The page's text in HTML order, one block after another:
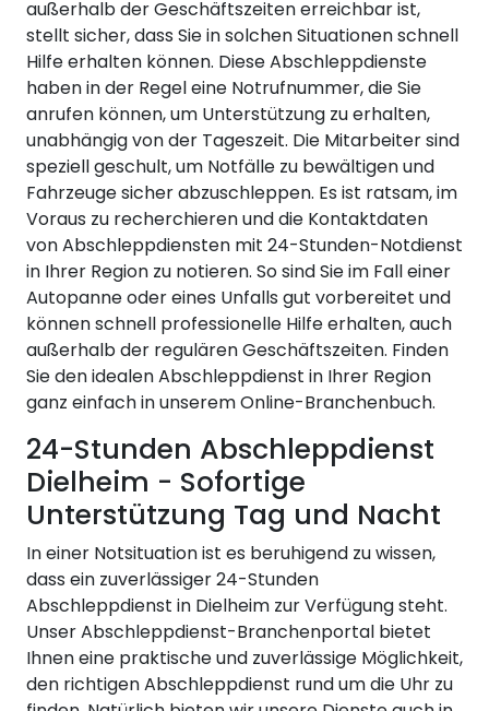
außerhalb der Geschäftszeiten erreichbar ist,
stellt sicher, dass Sie in solchen Situationen schnell
Hilfe erhalten können. Diese Abschleppdienste
haben in der Regel eine Notrufnummer, die Sie
anrufen können, um Unterstützung zu erhalten,
unabhängig von der Tageszeit. Die Mitarbeiter sind
speziell geschult, um Notfälle zu bewältigen und
Fahrzeuge sicher abzuschleppen. Es ist ratsam, im
Voraus zu recherchieren und die Kontaktdaten
von Abschleppdiensten mit 24-Stunden-Notdienst
in Ihrer Region zu notieren. So sind Sie im Fall einer
Autopanne oder eines Unfalls gut vorbereitet und
können schnell professionelle Hilfe erhalten, auch
außerhalb der regulären Geschäftszeiten. Finden
Sie den idealen Abschleppdienst in Ihrer Region
ganz einfach in unserem Online-Branchenbuch.
24-Stunden Abschleppdienst
Dielheim - Sofortige
Unterstützung Tag und Nacht
In einer Notsituation ist es beruhigend zu wissen,
dass ein zuverlässiger 24-Stunden
Abschleppdienst in Dielheim zur Verfügung steht.
Unser Abschleppdienst-Branchenportal bietet
Ihnen eine praktische und zuverlässige Möglichkeit,
den richtigen Abschleppdienst rund um die Uhr zu